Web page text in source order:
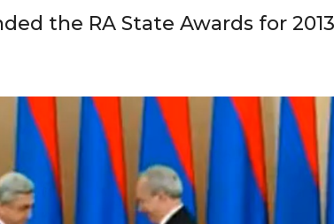
the RA State Awards for 2013